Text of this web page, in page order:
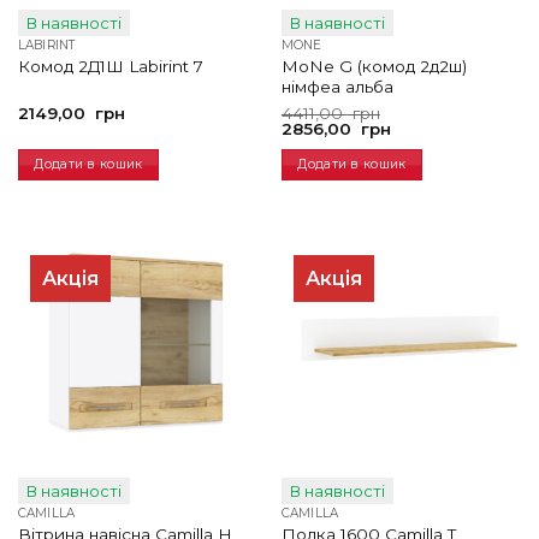
В наявності
LABIRINT
Комод 2Д1Ш Labirint 7
2149,00 грн
Додати в кошик
В наявності
MONE
MoNe G (комод 2д2ш)
німфеа альба
4411,00грн
Оригінальна
ціна:
4411,00
грн.
2856,00 грн
Поточна
ціна:
2856,00
грн.
Додати в кошик
Акція
В наявності
CAMILLA
Вітрина навісна Camilla H
Акція
В наявності
CAMILLA
Полка 1600 Camilla T